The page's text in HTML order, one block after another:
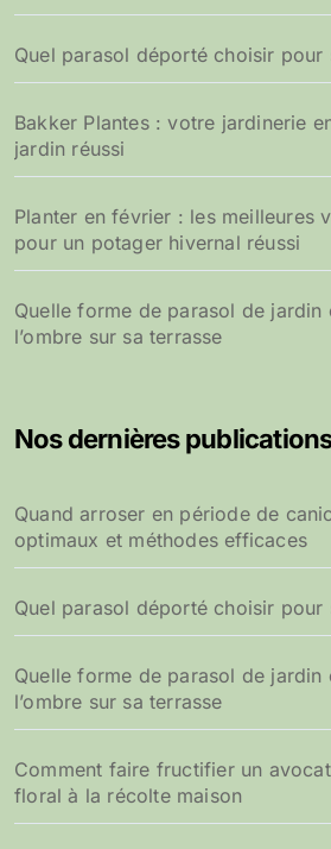
Quel parasol déporté choisir pour
Bakker Plantes : votre jardinerie
jardin réussi
Planter en février : les meilleures
pour un potager hivernal réussi
Quelle forme de parasol de
l’ombre sur sa terrasse
Nos dernières
Quand arroser en période de
optimaux et méthodes efficaces
Quel parasol déporté choisir pour
Quelle forme de parasol de
l’ombre sur sa terrasse
Comment faire fructifier un
floral à la récolte maison